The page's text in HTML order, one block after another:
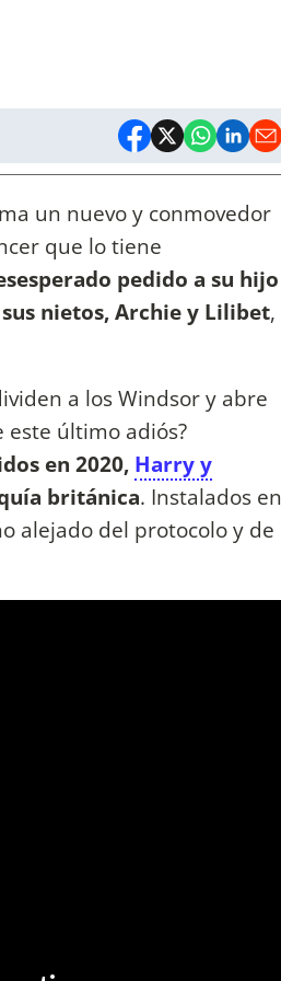
un nuevo y conmovedor
que lo tiene
pedido a su hijo
nietos, Archie y Lilibet,
a los Windsor y abre
último adiós?
en 2020, Harry y
británica. Instalados en
alejado del protocolo y de